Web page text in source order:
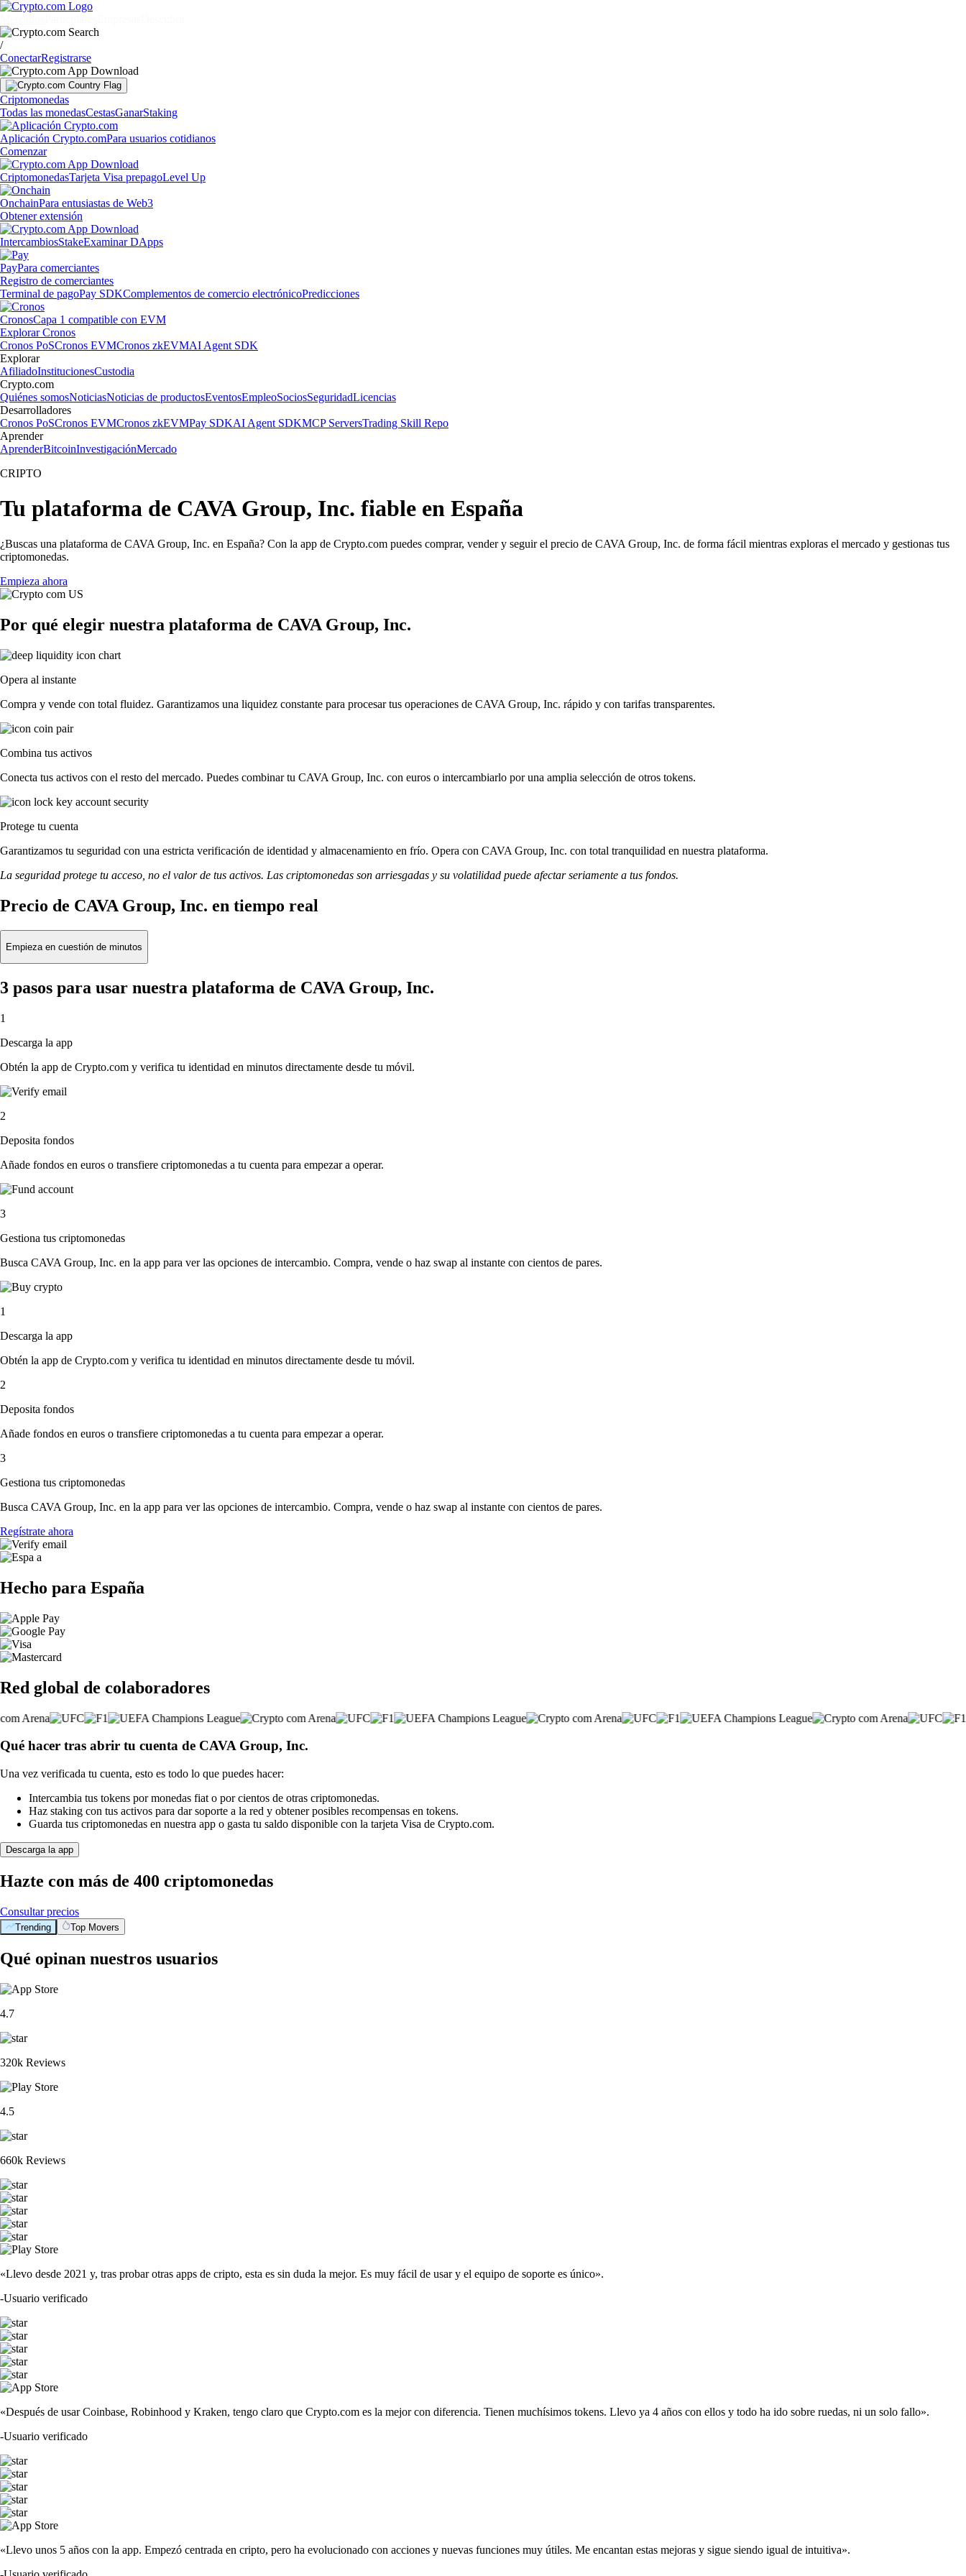
/
ConectarRegistrarse
Criptomonedas
Todas las monedasCestasGanarStaking
Aplicación Crypto.comPara usuarios cotidianos
Comenzar
CriptomonedasTarjeta Visa prepagoLevel Up
OnchainPara entusiastas de Web3
Obtener extensión
IntercambiosStakeExaminar DApps
PayPara comerciantes
Registro de comerciantes
Terminal de pagoPay SDKComplementos de comercio electrónicoPredicciones
CronosCapa 1 compatible con EVM
Explorar Cronos
Cronos PoSCronos EVMCronos zkEVMAI Agent SDK
Explorar
AfiliadoInstitucionesCustodia
Crypto.com
Quiénes somosNoticiasNoticias de productosEventosEmpleoSociosSeguridadLicencias
Desarrolladores
Cronos PoSCronos EVMCronos zkEVMPay SDKAI Agent SDKMCP ServersTrading Skill Repo
Aprender
AprenderBitcoinInvestigaciónMercado
CRIPTO
Tu plataforma de CAVA Group, Inc. fiable en España
¿Buscas una plataforma de CAVA Group, Inc. en España? Con la app de Crypto.com puedes comprar, vender y seguir el precio de CAVA Group, Inc. de forma fácil mientras exploras el mercado y gestionas tus
criptomonedas.
Empieza ahora
Por qué elegir nuestra plataforma de CAVA Group, Inc.
Opera al instante
Compra y vende con total fluidez. Garantizamos una liquidez constante para procesar tus operaciones de CAVA Group, Inc. rápido y con tarifas transparentes.
Combina tus activos
Conecta tus activos con el resto del mercado. Puedes combinar tu CAVA Group, Inc. con euros o intercambiarlo por una amplia selección de otros tokens.
Protege tu cuenta
Garantizamos tu seguridad con una estricta verificación de identidad y almacenamiento en frío. Opera con CAVA Group, Inc. con total tranquilidad en nuestra plataforma.
La seguridad protege tu acceso, no el valor de tus activos. Las criptomonedas son arriesgadas y su volatilidad puede afectar seriamente a tus fondos.
Precio de CAVA Group, Inc. en tiempo real
Empieza en cuestión de minutos
3 pasos para usar nuestra plataforma de CAVA Group, Inc.
1
Descarga la app
Obtén la app de Crypto.com y verifica tu identidad en minutos directamente desde tu móvil.
2
Deposita fondos
Añade fondos en euros o transfiere criptomonedas a tu cuenta para empezar a operar.
3
Gestiona tus criptomonedas
Busca CAVA Group, Inc. en la app para ver las opciones de intercambio. Compra, vende o haz swap al instante con cientos de pares.
1
Descarga la app
Obtén la app de Crypto.com y verifica tu identidad en minutos directamente desde tu móvil.
2
Deposita fondos
Añade fondos en euros o transfiere criptomonedas a tu cuenta para empezar a operar.
3
Gestiona tus criptomonedas
Busca CAVA Group, Inc. en la app para ver las opciones de intercambio. Compra, vende o haz swap al instante con cientos de pares.
Regístrate ahora
Hecho para España
Red global de colaboradores
Qué hacer tras abrir tu cuenta de CAVA Group, Inc.
Una vez verificada tu cuenta, esto es todo lo que puedes hacer:
Intercambia tus tokens por monedas fiat o por cientos de otras criptomonedas.
Haz staking con tus activos para dar soporte a la red y obtener posibles recompensas en tokens.
Guarda tus criptomonedas en nuestra app o gasta tu saldo disponible con la tarjeta Visa de Crypto.com.
Descarga la app
Hazte con más de 400 criptomonedas
Consultar precios
Trending Top Movers
Qué opinan nuestros usuarios
4.7
320k Reviews
4.5
660k Reviews
«Llevo desde 2021 y, tras probar otras apps de cripto, esta es sin duda la mejor. Es muy fácil de usar y el equipo de soporte es único».
-Usuario verificado
«Después de usar Coinbase, Robinhood y Kraken, tengo claro que Crypto.com es la mejor con diferencia. Tienen muchísimos tokens. Llevo ya 4 años con ellos y todo ha ido sobre ruedas, ni un solo fallo».
-Usuario verificado
«Llevo unos 5 años con la app. Empezó centrada en cripto, pero ha evolucionado con acciones y nuevas funciones muy útiles. Me encantan estas mejoras y sigue siendo igual de intuitiva».